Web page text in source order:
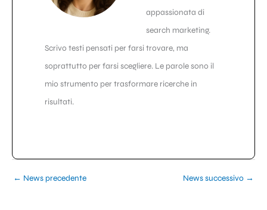
appassionata di
search marketing.
Scrivo testi pensati per farsi trovare, ma
soprattutto per farsi scegliere. Le parole sono il
mio strumento per trasformare ricerche in
risultati.
← News precedente News successivo →